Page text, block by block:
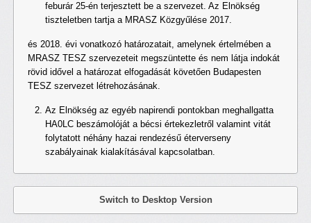
feburár 25-én terjesztett be a szervezet. Az Elnökség
tiszteletben tartja a MRASZ Közgyűlése 2017.
és 2018. évi vonatkozó határozatait, amelynek értelmében a
MRASZ TESZ szervezeteit megszüntette és nem látja indokát
rövid idővel a határozat elfogadását követően Budapesten
TESZ szervezet létrehozásának.
Az Elnökség az egyéb napirendi pontokban meghallgatta
HA0LC beszámolóját a bécsi értekezletről valamint vitát
folytatott néhány hazai rendezésű éterverseny
szabályainak kialakításával kapcsolatban.
Switch to Desktop Version